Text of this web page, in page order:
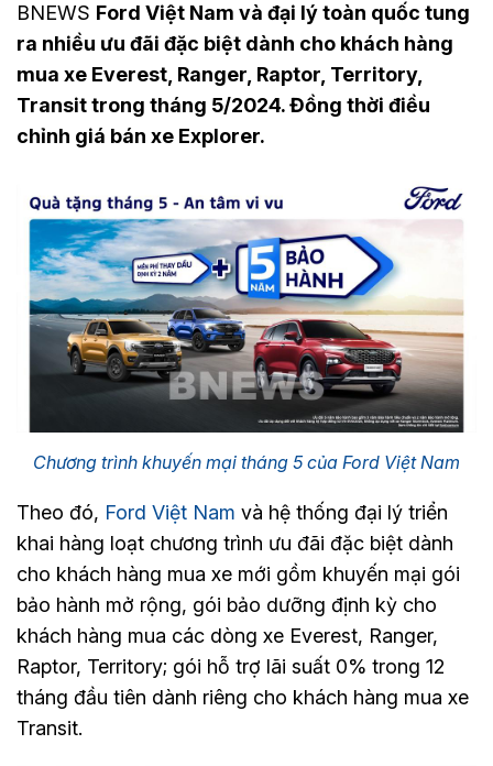
BNEWS Ford Việt Nam và đại lý toàn quốc tung
ra nhiều ưu đãi đặc biệt dành cho khách hàng
mua xe Everest, Ranger, Raptor, Territory,
Transit trong tháng 5/2024. Đồng thời điều
chỉnh giá bán xe Explorer.
Chương trình khuyến mại tháng 5 của Ford Việt Nam
Theo đó, Ford Việt Nam và hệ thống đại lý triển
khai hàng loạt chương trình ưu đãi đặc biệt dành
cho khách hàng mua xe mới gồm khuyến mại gói
bảo hành mở rộng, gói bảo dưỡng định kỳ cho
khách hàng mua các dòng xe Everest, Ranger,
Raptor, Territory; gói hỗ trợ lãi suất 0% trong 12
tháng đầu tiên dành riêng cho khách hàng mua xe
Transit.